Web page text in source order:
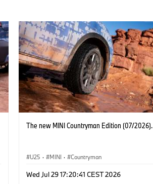
The new MINI Countryman Edition (07/2026).
U25 · MINI · Countryman
Wed Jul 29 17:20:41 CEST 2026